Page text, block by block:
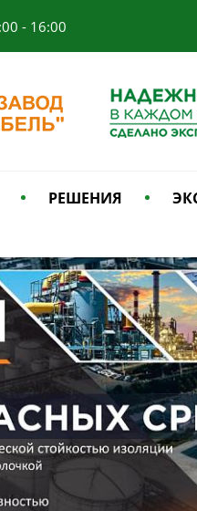
- 16:00
РЕШЕНИЯ